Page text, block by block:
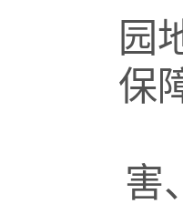
园
保
害